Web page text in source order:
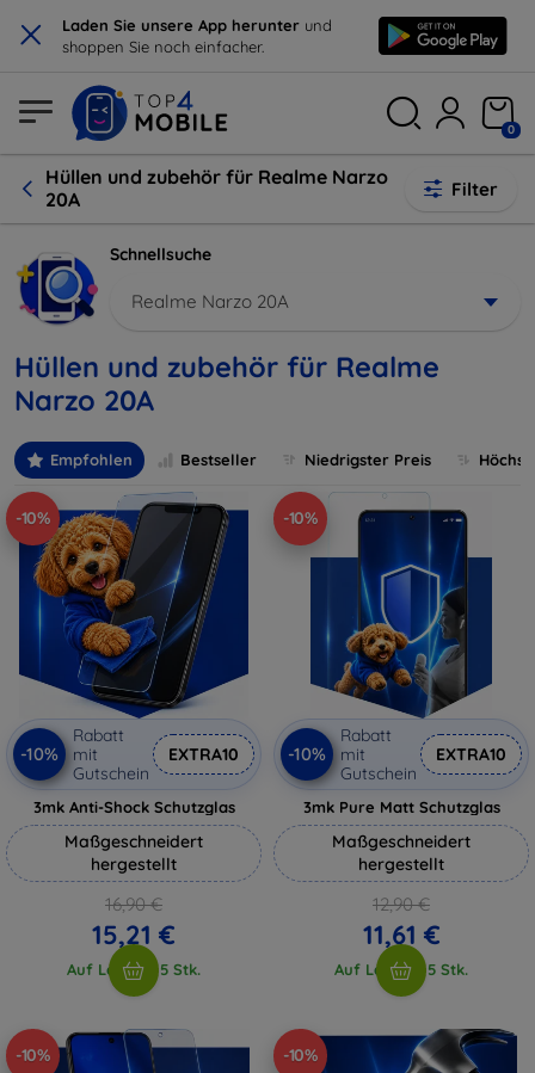
× Laden Sie unsere App herunter und
shoppen Sie noch einfacher.
0
Hüllen und zubehör für Realme Narzo
20A
Filter
Schnellsuche
Realme Narzo 20A
Hüllen und zubehör für Realme
Narzo 20A
Empfohlen Bestseller Niedrigster Preis
-10%
-10%
Rabatt
mit
Gutschein
EXTRA10
3mk Anti-Shock Schutzglas
Maßgeschneidert
hergestellt
16,90 €
15,21 €
Auf Lager > 5 Stk.
-10%
-10%
Rabatt
mit
Gutschein
EXTRA10
3mk Pure Matt Schutzglas
Maßgeschneidert
hergestellt
12,90 €
11,61 €
Auf Lager > 5 Stk.
-10% -10%